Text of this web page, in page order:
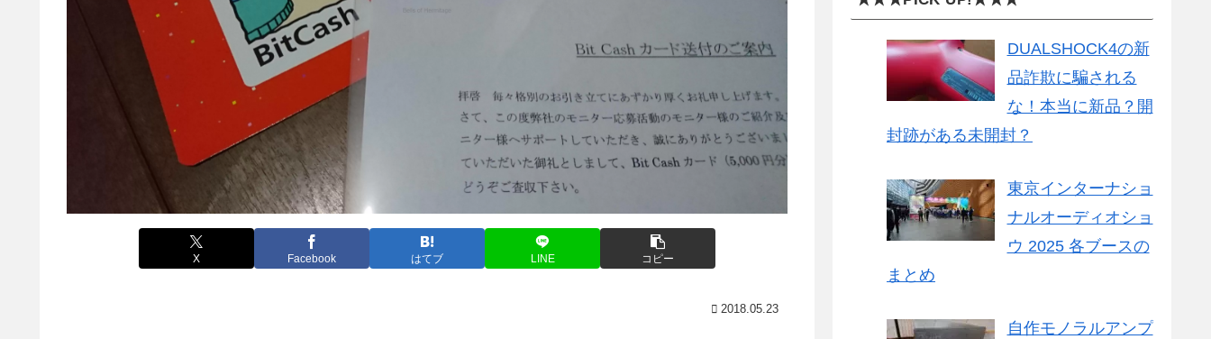
X Facebook はてブ LINE コピー
2018.05.23
DUALSHOCK4の新
品詐欺に騙される
な！本当に新品？開
封跡がある未開封？
東京インターナショ
ナルオーディオショ
ウ 2025 各ブースの
まとめ
自作モノラルアンプ